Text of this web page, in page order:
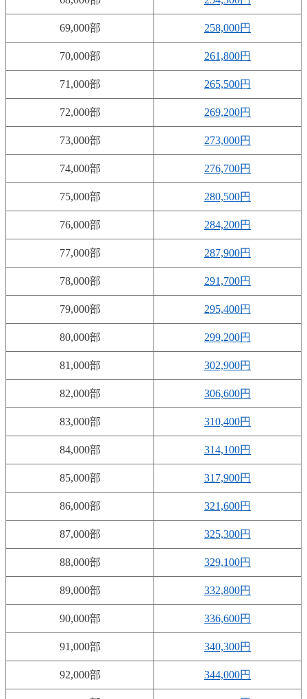
69,000部 258,000円
70,000部 261,800円
71,000部 265,500円
72,000部 269,200円
73,000部 273,000円
74,000部 276,700円
75,000部 280,500円
76,000部 284,200円
77,000部 287,900円
78,000部 291,700円
79,000部 295,400円
80,000部 299,200円
81,000部 302,900円
82,000部 306,600円
83,000部 310,400円
84,000部 314,100円
85,000部 317,900円
86,000部 321,600円
87,000部 325,300円
88,000部 329,100円
89,000部 332,800円
90,000部 336,600円
91,000部 340,300円
92,000部 344,000円